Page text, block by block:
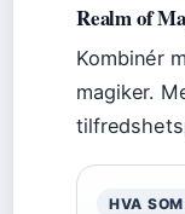
Realm of
Kombinér
magiker.
HVA